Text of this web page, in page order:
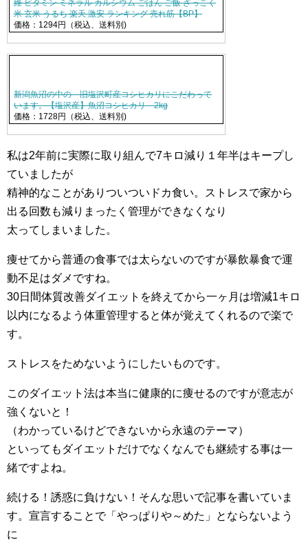
維 ビタミン ミネラル カルシウム ごはん ご飯 ざっこく
米 玄米 うるち 楽天 激安 ランキング 売れ筋【BP】
価格：1294円（税込、送料別)
新潟魚沼の中の 旧塩沢町産コシヒカリにこだわって
います。【塩沢産】魚沼コシヒカリ 2kg
価格：1728円（税込、送料別)
私は2年前に実際に取り組んで7キロ減り１年半はキープし
ていましたが
精神的なことがありついついドカ食い。ストレスで家から
出る回数も減りまったく管理ができなくなり
太ってしまいました。
痩せてから普通の食事では太らないのですが暴飲暴食で運
動不足はダメですね。
30日間体質改善ダイエットを終えてから一ヶ月は増減1キロ
以内になるよう体重管理すると体が覚えてくれるので楽で
す。
ストレスをためないようにしたいものです。
このダイエット法は本当に健康的に痩せるのですが意志が
強くないと！
（わかっているけどできないから永遠のテーマ）
といってもダイエットだけでなくなんでも継続する事は一
緒ですよね。
続ける！誘惑に負けない！そんな思いで記事を書いていま
す。宣言することで「やっぱりや～めた」とならないよう
に